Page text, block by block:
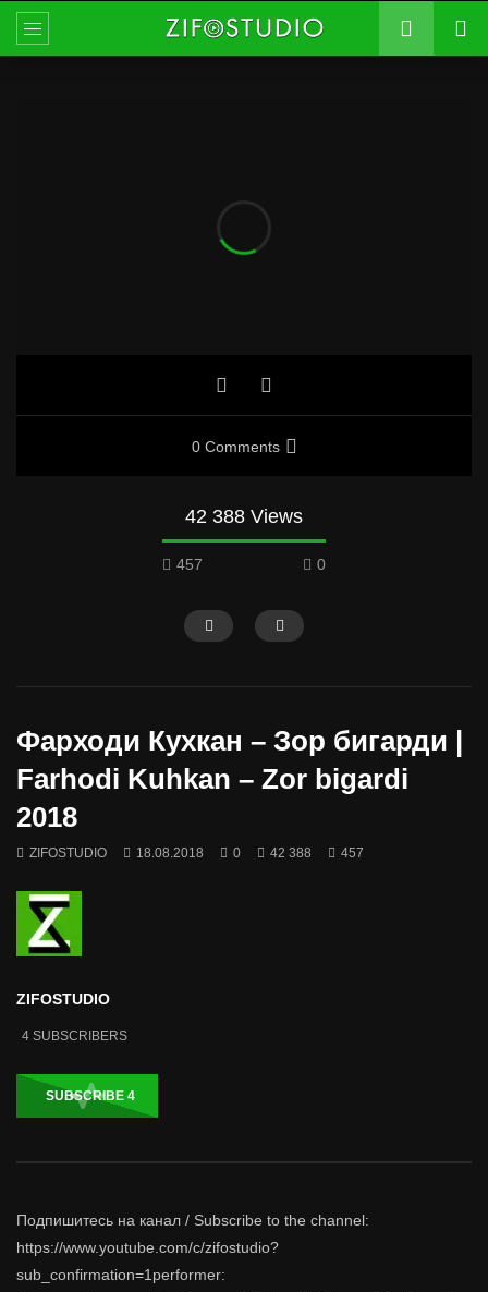
0 Comments
42 388 Views
457 0
Фарходи Кухкан – Зор бигарди |
Farhodi Kuhkan – Zor bigardi
2018
ZIFOSTUDIO 18.08.2018 0 42 388 457
ZIFOSTUDIO
4 SUBSCRIBERS
SUBSCRIBE 4
Подпишитесь на канал / Subscribe to the channel:
https://www.youtube.com/c/zifostudio?
sub_confirmation=1performer: